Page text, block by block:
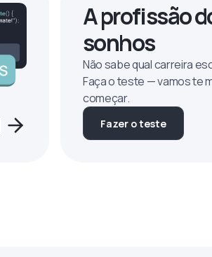
A profissão
sonhos
Não sabe qual carreira
Faça o teste — vamos te
começar.
Fazer o teste